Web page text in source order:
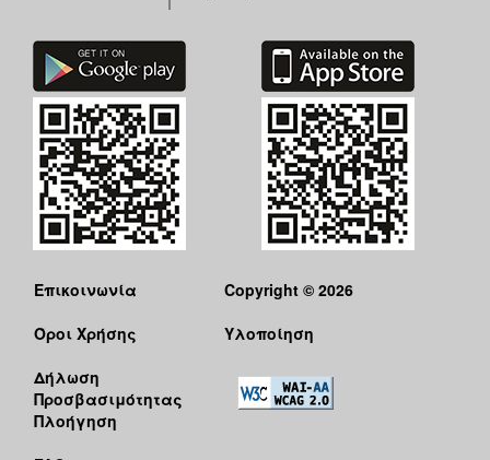
Επικοινωνία
Όροι Χρήσης
Δήλωση
Προσβασιμότητας
Πλοήγηση
Copyright © 2026
Υλοποίηση